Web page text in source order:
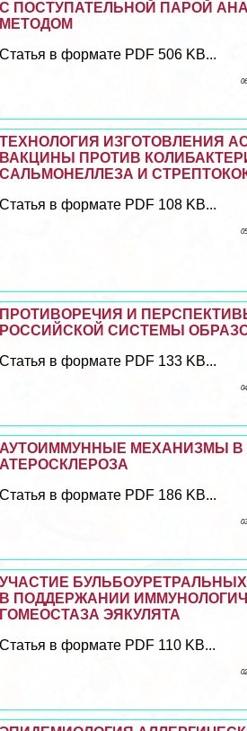
С ПОСТУПАТЕЛЬНОЙ ПАРОЙ
МЕТОДОМ
Статья в формате PDF 506 KB...
ТЕХНОЛОГИЯ ИЗГОТОВЛЕНИЯ
ВАКЦИНЫ ПРОТИВ
САЛЬМОНЕЛЛЕЗА И
Статья в формате PDF 108 KB...
ПРОТИВОРЕЧИЯ И
РОССИЙСКОЙ СИСТЕМЫ
Статья в формате PDF 133 KB...
АУТОИММУННЫЕ МЕХАНИЗМЫ В
АТЕРОСКЛЕРОЗА
Статья в формате PDF 186 KB...
УЧАСТИЕ
В ПОДДЕРЖАНИИ
ГОМЕОСТАЗА ЭЯКУЛЯТА
Статья в формате PDF 110 KB...